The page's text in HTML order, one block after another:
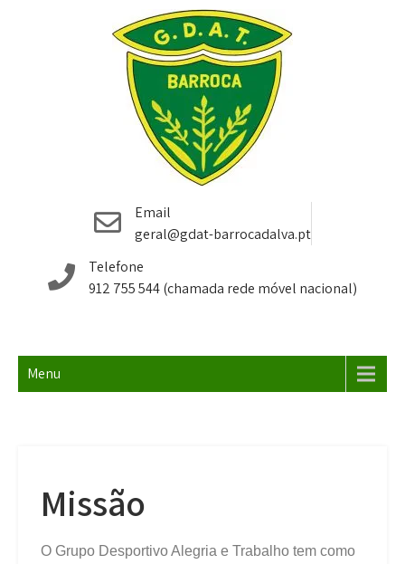
G.D.A.T. Barroca D'Alva
– Futsal Alcochete
Futsal Alcochete São Francisco Montijo
Email
geral@gdat-barrocadalva.pt
Telefone
912 755 544 (chamada rede móvel nacional)
Menu
Missão
O Grupo Desportivo Alegria e Trabalho tem como